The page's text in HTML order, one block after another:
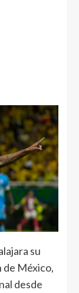
su
de México,
desde